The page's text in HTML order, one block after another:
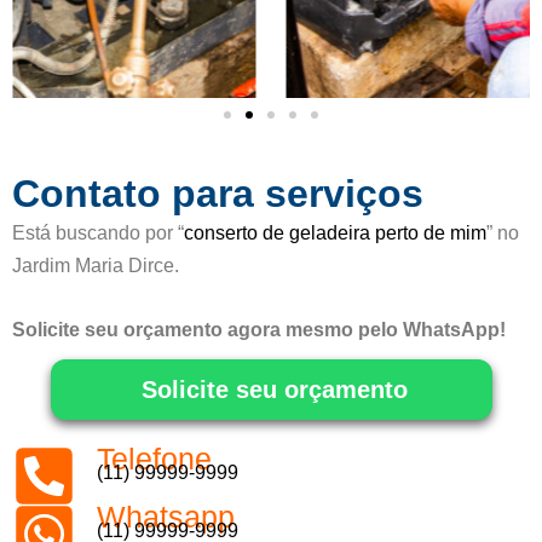
5
d
Contato para serviços
Está buscando por “conserto de geladeira perto de mim” no
Jardim Maria Dirce.
Solicite seu orçamento agora mesmo pelo WhatsApp!
Solicite seu orçamento
Telefone
(11) 99999-9999
Whatsapp
(11) 99999-9999